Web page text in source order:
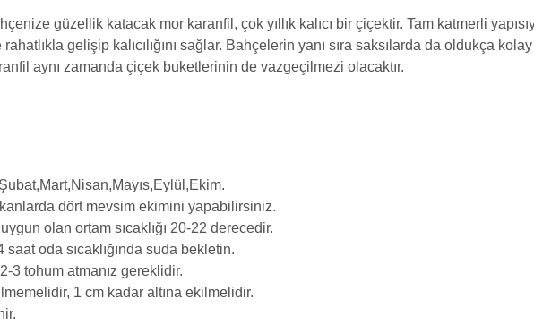
güzellik katacak mor karanfil, çok yıllık kalıcı bir çiçektir. Tam katmerli
gelişip kalıcılığını sağlar. Bahçelerin yanı sıra saksılarda da oldukça
aynı zamanda çiçek buketlerinin de vazgeçilmezi olacaktır.
dört mevsim ekimini yapabilirsiniz.
olan ortam sıcaklığı 20-22 derecedir.
oda sıcaklığında suda bekletin.
3 tohum atmanız gereklidir.
1 cm kadar altına ekilmelidir.